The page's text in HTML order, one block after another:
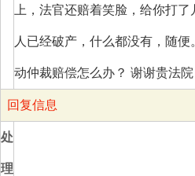
上，法官还赔着笑脸，给你打
人已经破产，什么都没有，随
动仲裁赔偿怎么办？ 谢谢贵法
回复信息
处
理